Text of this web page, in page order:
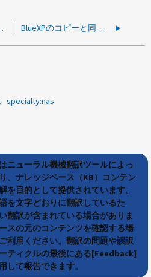
動で実行すると機能します BlueXPのコピーと同期の転送が数週間後も進行中
specialty:nas
ニューラル機械翻訳ツールによっ
、ナレッジベース（KB）コンテン
を目的として提供されています。
を文字どおりに翻訳しているた
翻訳が含まれている場合がありま
スの元のコンテンツを確認する場
利用ください。翻訳の問題や誤訳
ティクルの最後にある[Feedback]
して報告できます。